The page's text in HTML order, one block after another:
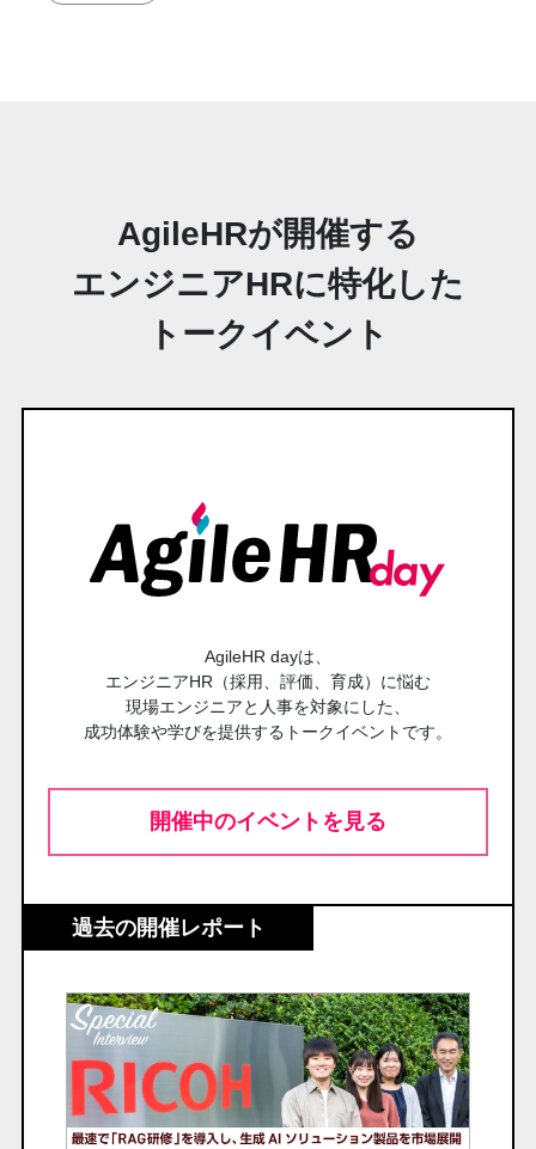
AgileHRが開催する
エンジニアHRに特化した
トークイベント
AgileHR dayは、
エンジニアHR（採用、評価、育成）に悩む
現場エンジニアと人事を対象にした、
成功体験や学びを提供するトークイベントです。
開催中のイベントを見る
過去の開催レポート